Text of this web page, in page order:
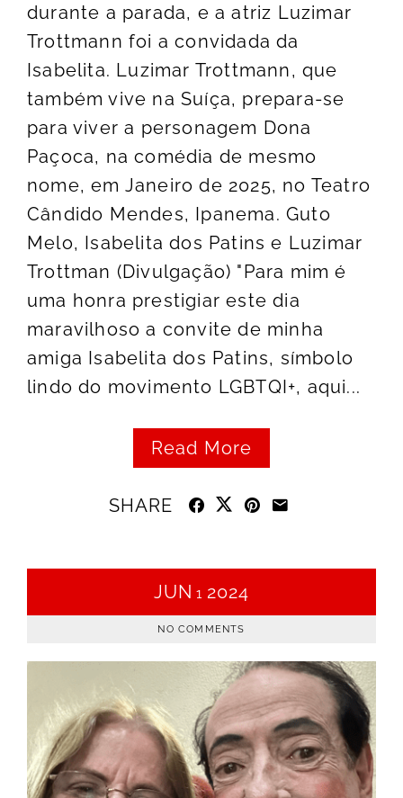
durante a parada, e a atriz Luzimar
Trottmann foi a convidada da
Isabelita. Luzimar Trottmann, que
também vive na Suíça, prepara-se
para viver a personagem Dona
Paçoca, na comédia de mesmo
nome, em Janeiro de 2025, no Teatro
Cândido Mendes, Ipanema. Guto
Melo, Isabelita dos Patins e Luzimar
Trottman (Divulgação) "Para mim é
uma honra prestigiar este dia
maravilhoso a convite de minha
amiga Isabelita dos Patins, símbolo
lindo do movimento LGBTQI+, aqui...
Read More
SHARE
JUN 1 2024
NO COMMENTS